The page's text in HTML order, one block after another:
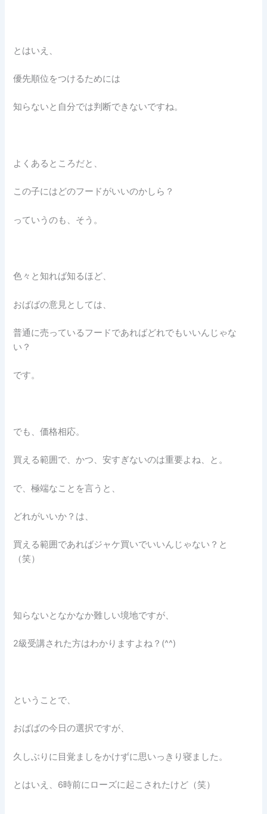
とはいえ、
優先順位をつけるためには
知らないと自分では判断できないですね。
よくあるところだと、
この子にはどのフードがいいのかしら？
っていうのも、そう。
色々と知れば知るほど、
おばばの意見としては、
普通に売っているフードであればどれでもいいんじゃな
い？
です。
でも、価格相応。
買える範囲で、かつ、安すぎないのは重要よね、と。
で、極端なことを言うと、
どれがいいか？は、
買える範囲であればジャケ買いでいいんじゃない？と
（笑）
知らないとなかなか難しい境地ですが、
2級受講された方はわかりますよね？(^^)
ということで、
おばばの今日の選択ですが、
久しぶりに目覚ましをかけずに思いっきり寝ました。
とはいえ、6時前にローズに起こされたけど（笑）